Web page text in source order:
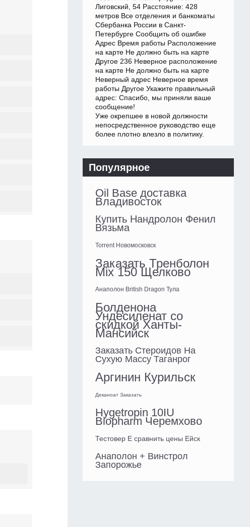
Лиговский, 54 Расстояние: 428
метров Все отделения и банкоматы
Сбербанка России в Санкт-
Петербурге Сообщить об ошибке
Адрес Время работы Расположение
на карте Не должно быть на карте
Другое 236 Неверное расположение
на карте Не должно быть на карте
Неверный адрес Неверное время
работы Другое Укажите правильный
адрес: Спасибо, мы приняли ваше
сообщение!
Уже окрепшее в новой должности
непосредственное руководство еще
более плотно влезло в политику.
Популярное
Oil Base доставка
Владивосток
Купить Нандролон Фенил
Вязьма
Torrent Новомосковск
Заказать Тренболон
Mix 150 Щелково
Анаполон British Dragon Тула
Болденона
Ундесиленат со
скидкой Ханты-
Мансийск
Заказать Стероидов На
Сухую Массу Таганрог
Аргинин Курильск
Деканоат Заказать
Hygetropin 10IU
Biopharm Черемхово
Тестовер Е сравнить цены Ейск
Анаполон + Винстрол
Запорожье